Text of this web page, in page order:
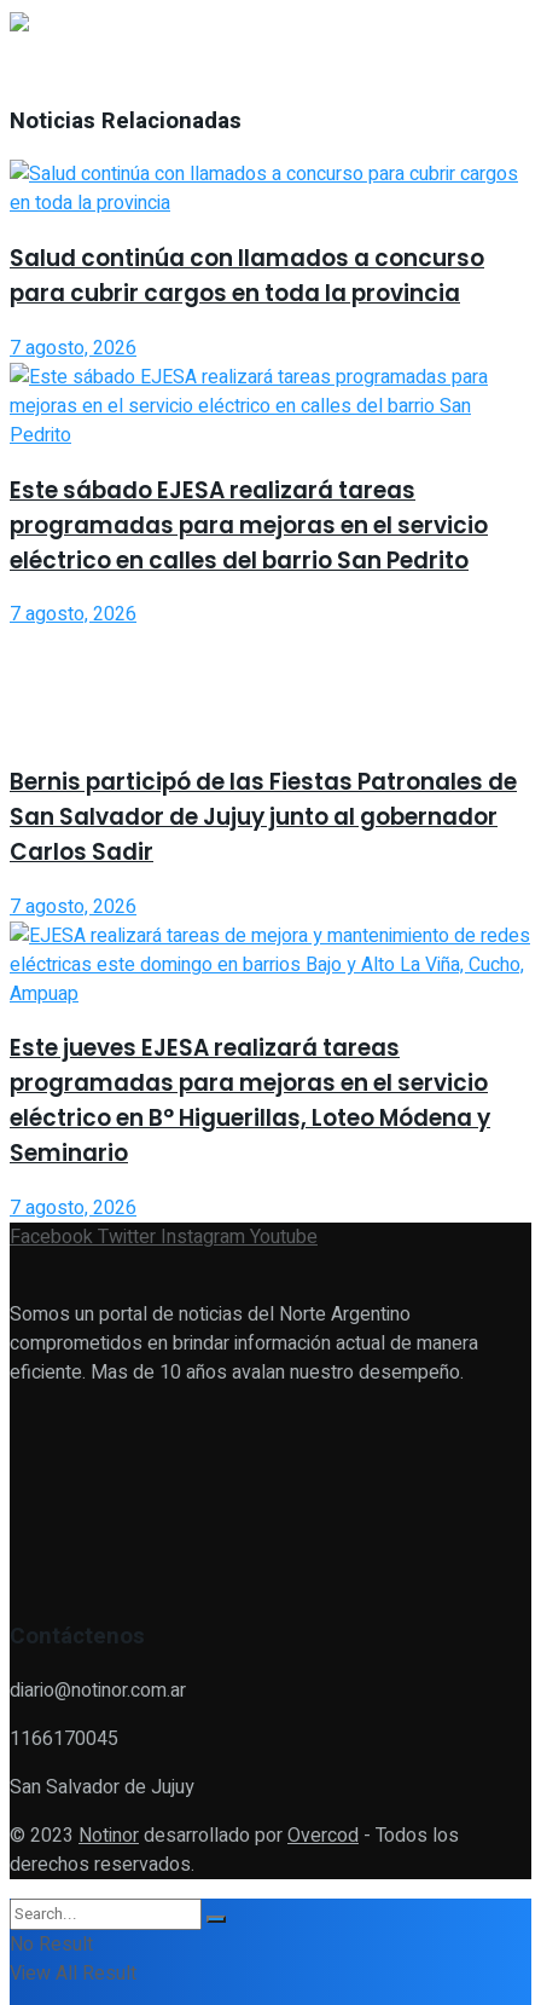
Noticias Relacionadas
Salud continúa con llamados a concurso
para cubrir cargos en toda la provincia
7 agosto, 2026
Este sábado EJESA realizará tareas
programadas para mejoras en el servicio
eléctrico en calles del barrio San Pedrito
7 agosto, 2026
Bernis participó de las Fiestas Patronales de
San Salvador de Jujuy junto al gobernador
Carlos Sadir
7 agosto, 2026
Este jueves EJESA realizará tareas
programadas para mejoras en el servicio
eléctrico en B° Higuerillas, Loteo Módena y
Seminario
7 agosto, 2026
FacebookTwitterInstagramYoutube
Somos un portal de noticias del Norte Argentino
comprometidos en brindar información actual de manera
eficiente. Mas de 10 años avalan nuestro desempeño.
Contáctenos
diario@notinor.com.ar
1166170045
San Salvador de Jujuy
© 2023 Notinordesarrollado porOvercod - Todos los
derechos reservados.
No Result
View All Result